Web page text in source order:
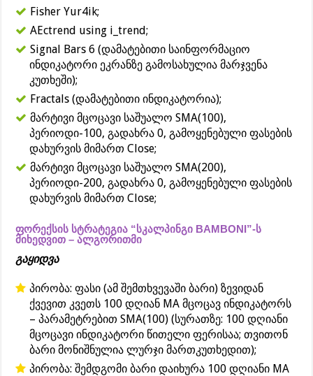
Fisher Yur4ik;
AEctrend using i_trend;
Signal Bars 6 (დამატებითი საინფორმაციო
ინდიკატორი ეკრანზე გამოსახულია მარჯვენა
კუთხეში);
Fractals (დამატებითი ინდიკატორია);
მარტივი მცოცავი საშუალო SMA(100),
პერიოდი-100, გადახრა 0, გამოყენებული ფასების
დახურვის მიმართ Close;
მარტივი მცოცავი საშუალო SMA(200),
პერიოდი-200, გადახრა 0, გამოყენებული ფასების
დახურვის მიმართ Close;
ფორექსის სტრატეგია “სკალპინგი BAMBONI”-ს
მიხედვით – ალგორითმი
გაყიდვა
პირობა: ფასი (ამ შემთხვევაში ბარი) ზევიდან
ქვევით კვეთს 100 დღიან MA მცოცავ ინდიკატორს
– პარამეტრებით SMA(100) (სურათზე: 100 დღიანი
მცოცავი ინდიკატორი წითელი ფერისაა; თვითონ
ბარი მონიშნულია ლურჯი მართკუთხედით);
პირობა: შემდგომი ბარი დაიხურა 100 დღიანი MA